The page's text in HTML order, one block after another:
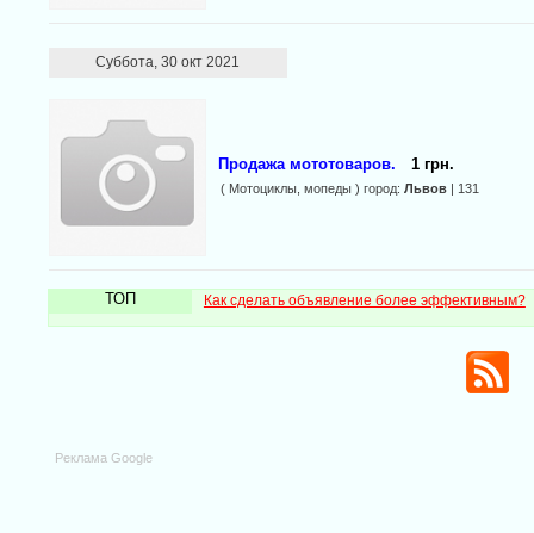
Суббота, 30 окт 2021
Продажа мототоваров. 1 грн.
( Мотоциклы, мопеды ) город: Львов| 131
ТОП Как сделать объявление более эффективным?
Реклама Google